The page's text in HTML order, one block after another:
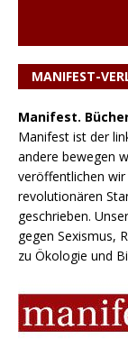
MANIFEST-
Manifest.
Manifest ist der
andere bewegen
veröffentlichen
revolutionären
geschrieben.
gegen Sexismus,
zu Ökologie und